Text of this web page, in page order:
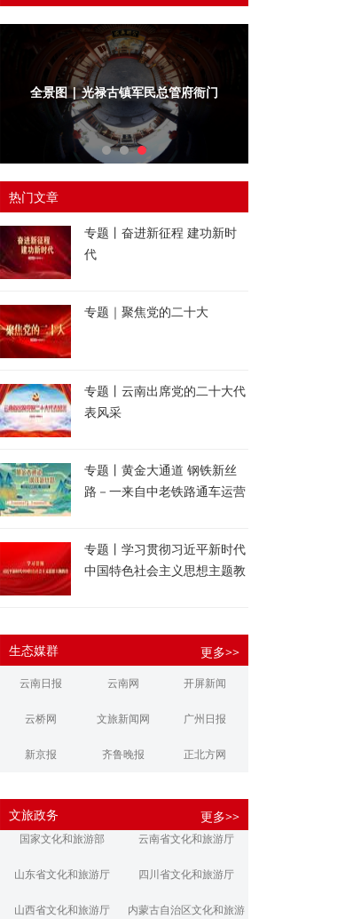
全景图 | 光禄古镇军民总管府衙门
热门文章
专题丨奋进新征程 建功新时
代
专题｜聚焦党的二十大
专题丨云南出席党的二十大代
表风采
专题丨黄金大通道 钢铁新丝
路－一来自中老铁路通车运营
专题丨学习贯彻习近平新时代
中国特色社会主义思想主题教
生态媒群 更多>>
云南日报 云南网 开屏新闻
云桥网 文旅新闻网 广州日报
新京报 齐鲁晚报 正北方网
江南都市报 潇湘晨报
文旅政务 更多>>
国家文化和旅游部 云南省文化和旅游厅
山东省文化和旅游厅 四川省文化和旅游厅
山西省文化和旅游厅 内蒙古自治区文化和旅游